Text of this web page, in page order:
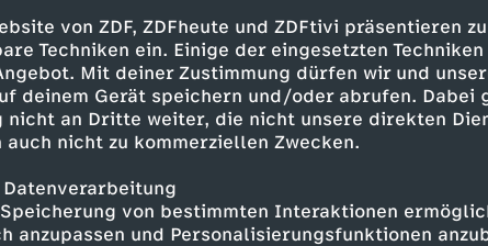
von ZDF, ZDFheute und ZDFtivi präsentieren
Techniken ein. Einige der eingesetzten
Mit deiner Zustimmung dürfen wir und
deinem Gerät speichern und/oder abrufen. Dabei
nicht an Dritte weiter, die nicht unsere direkten
nicht zu kommerziellen Zwecken.
von bestimmten Interaktionen
anzupassen und Personalisierungsfunktionen